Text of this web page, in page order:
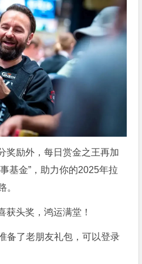
奖励外，每日赏金之王再加
基金”，助力你的2025年拉
。
获头奖，鸿运满堂！
备了老朋友礼包，可以登录